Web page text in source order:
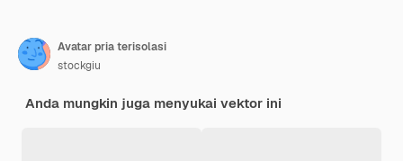
Avatar pria terisolasi
stockgiu
Anda mungkin juga menyukai vektor ini